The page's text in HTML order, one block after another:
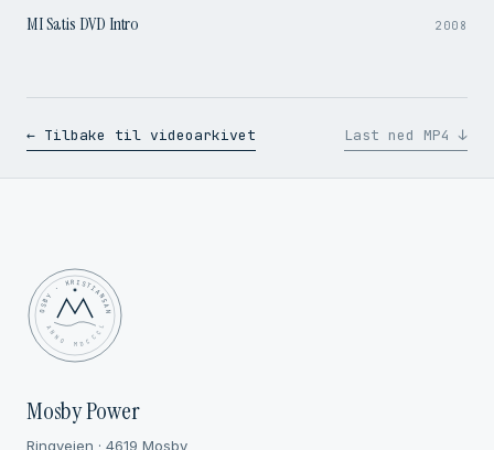
MI Satis DVD Intro 2008
← Tilbake til videoarkivet Last ned MP4 ↓
MOSBY · KRISTIANSAND
✦ ANNO MDCCCL ✦
Mosby Power
Ringveien · 4619 Mosby